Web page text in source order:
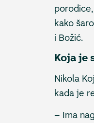
kako
i Božić.
Koja je
Nikola
kada je
– Ima